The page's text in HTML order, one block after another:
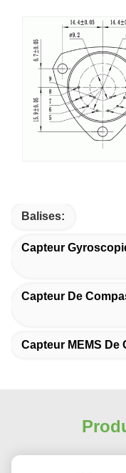
Balises:
Capteur
Capteur De
Capteur MEMS